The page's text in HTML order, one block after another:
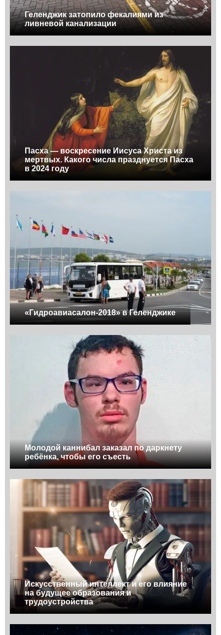
Геленджик затопило фекалиями из
ливневой канализации
Пасха — воскресение Иисуса Христа из
мертвых. Какого числа празднуется Пасха
в 2024 году
«Гидроавиасалон-2018» в Геленджике
Молодой каннибал заказал по даркнету
ребёнка, чтобы его съесть
Искусственный интеллект и его влияние
на будущее образования и
трудоустройства